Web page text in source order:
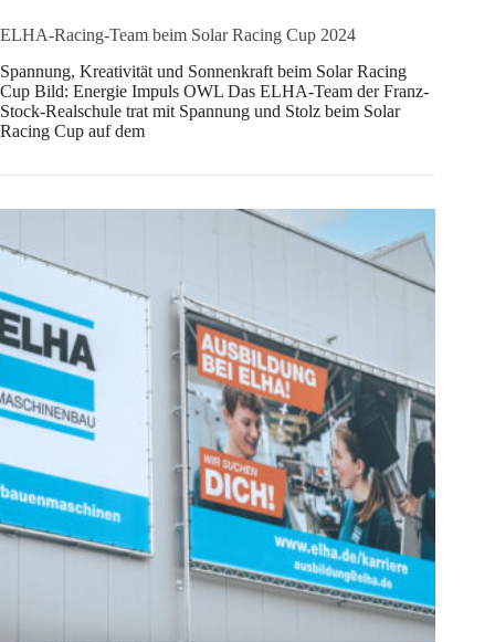
ELHA-Racing-Team beim Solar Racing Cup 2024
Spannung, Kreativität und Sonnenkraft beim Solar Racing
Cup Bild: Energie Impuls OWL Das ELHA-Team der Franz-
Stock-Realschule trat mit Spannung und Stolz beim Solar
Racing Cup auf dem